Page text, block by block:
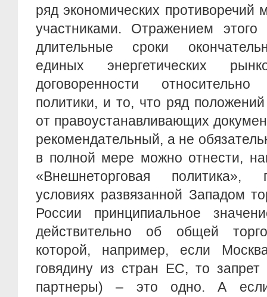
ряд экономических противоречий
участниками. Отражением
длительные сроки
единых энергетических
договоренности
политики, и то, что ряд
от правоустанавливающих
рекомендательный, а не
в полной мере можно отнести,
«Внешнеторговая
условиях развязанной Западом
России принципиальное
действительно об общей
которой, например, если
говядину из стран ЕС, то
партнеры) – это одно. А если